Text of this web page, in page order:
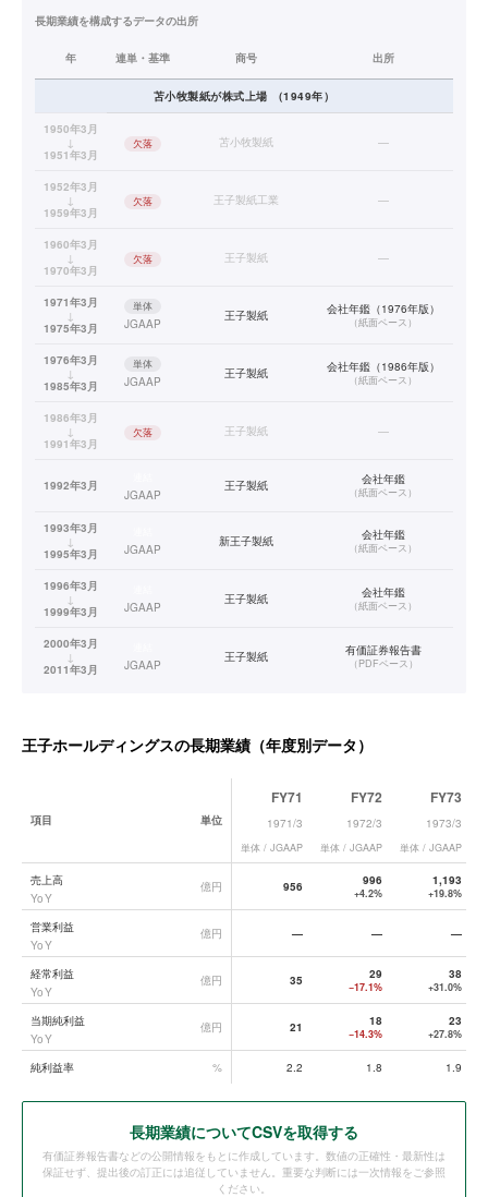
長期業績を構成するデータの出所
年 連単・基準 商号 出所
苫小牧製紙が株式上場 （1949年）
1950年3月
↓
1951年3月
欠落 苫小牧製紙 —
1952年3月
↓
1959年3月
欠落 王子製紙工業 —
1960年3月
↓
1970年3月
欠落 王子製紙 —
1971年3月
↓
1975年3月
単体
JGAAP
王子製紙 会社年鑑（1976年版）
（紙面ベース）
1976年3月
↓
1985年3月
単体
JGAAP
王子製紙 会社年鑑（1986年版）
（紙面ベース）
1986年3月
↓
1991年3月
欠落 王子製紙 —
1992年3月
JGAAP
王子製紙 会社年鑑
（紙面ベース）
1993年3月
↓
1995年3月
JGAAP
新王子製紙 会社年鑑
（紙面ベース）
1996年3月
↓
1999年3月
JGAAP
王子製紙 会社年鑑
（紙面ベース）
2000年3月
↓
2011年3月
JGAAP
王子製紙 有価証券報告書
（PDFベース）
王子ホールディングスの長期業績（年度別データ）
王子ホールディングス
項目 単位
FY71
1971/3
単体 / JGAAP
FY72
1972/3
単体 / JGAAP
FY73
1973/3
単体 / JGAAP
売上高
YoY
億円 956 996
+4.2%
1,193
+19.8%
営業利益
YoY
億円 — — —
経常利益
YoY
億円 35 29
−17.1%
38
+31.0%
当期純利益
YoY
億円 21 18
−14.3%
23
+27.8%
純利益率 % 2.2 1.8 1.9
長期業績についてCSVを取得する
有価証券報告書などの公開情報をもとに作成しています。数値の正確性・最新性は
保証せず、提出後の訂正には追従していません。重要な判断には一次情報をご参照
ください。